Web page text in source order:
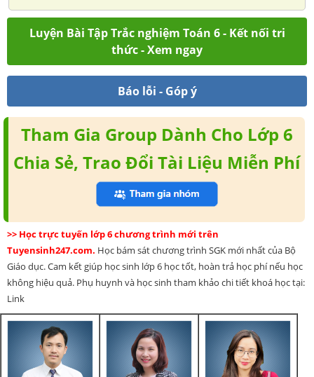
Luyện Bài Tập Trắc nghiệm Toán 6 - Kết nối tri
thức - Xem ngay
Báo lỗi - Góp ý
Tham Gia Group Dành Cho Lớp 6
Chia Sẻ, Trao Đổi Tài Liệu Miễn Phí
>> Học trực tuyến lớp 6 chương trình mới trên
Tuyensinh247.com. Học bám sát chương trình SGK mới nhất của Bộ
Giáo dục. Cam kết giúp học sinh lớp 6 học tốt, hoàn trả học phí nếu học
không hiệu quả. Phụ huynh và học sinh tham khảo chi tiết khoá học tại:
Link